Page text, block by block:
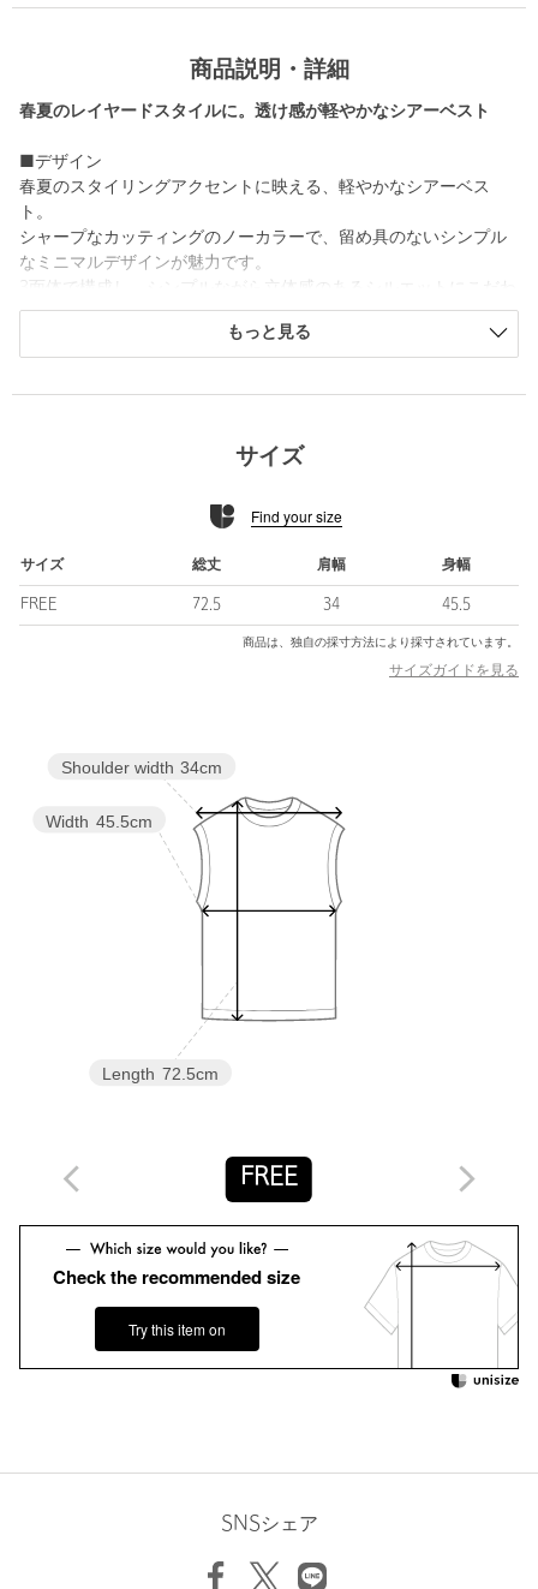
商品説明・詳細
春夏のレイヤードスタイルに。透け感が軽やかなシアーベスト
■デザイン
春夏のスタイリングアクセントに映える、軽やかなシアーベス
ト。
シャープなカッティングのノーカラーで、留め具のないシンプル
なミニマルデザインが魅力です。
りました。
なめらかな表面に、ドライタッチな風合いが特徴のトロピカル素
軽やかでありながらクラシカルな雰囲気も併せ持っています。
縦長のシルエットを強調させるベストは、ワイドパンツやカーブ
Tシャツやキャミソールとの涼やかなレイヤードスタイルから、ジ
ャケットのインにさりげなく重ねるのもおすすめ。
伸縮：なし
ケア方法：ドライクリーニング
============================
※商品に「取り扱い上の注意書き」、「洗濯表示」がございます
※商品画像は、光の当たり具合やパソコンなどの閲覧環境によ
り、実際の色味と異なって見える場合がございます。あらかじめ
※商品の色味の目安は、商品単体の画像をご参照ください。
※画像の商品はサンプルです。実際の商品と色味、仕様、加工、
で下記の品名/品番をお申し付けください。
品名：AM W/P SHEER VEST 品番：87222000002
商品詳細
返品 対象商品 返品等について
FREE
毛50％ ポリエステル50％
もっと見る
サイズ
Find your size
サイズ 総丈 肩幅 身幅
FREE 72.5 34 45.5
商品は、独自の採寸方法により採寸されています。
サイズガイドを見る
Length 72.5cm
Width 45.5cm
Shoulder width 34cm
FREE
Check the recommended size
Try this item on
SNSシェア